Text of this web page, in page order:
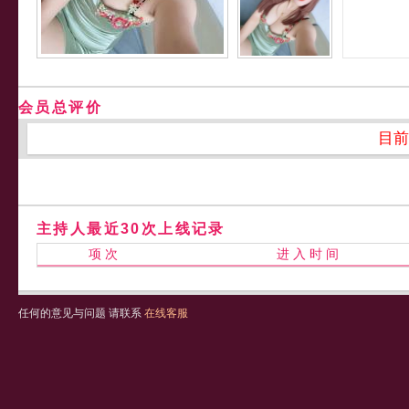
会员总评价
目
主持人最近30次上线记录
项 次 进 入 时 间
任何的意见与问题 请联系 在线客服